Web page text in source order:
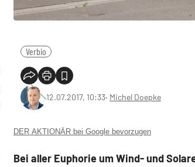
Verbio
12.07.2017, 10:33‧ Michel Doepke
DER AKTIONÄR bei Google bevorzugen
Bei aller Euphorie um Wind- und